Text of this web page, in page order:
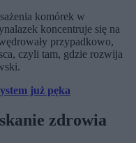
komórek w
koncentruje się na
przypadkowo,
czyli tam, gdzie rozwija
już pęka
zdrowia